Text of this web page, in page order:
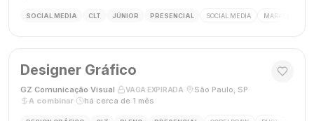
SOCIAL MEDIA CLT JÚNIOR PRESENCIAL SOCIAL MEDIA MARKETING
Designer Gráfico
GZ Comunicação Visual VAGA EXPIRADA São Paulo, SP
A combinar
há cerca de 1 mês